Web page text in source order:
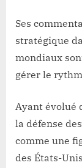
Ses
stratégique
mondiaux
gérer le
Ayant évolué
la défense
comme une
des États-